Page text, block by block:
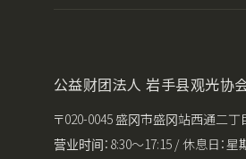
公益财团法人 岩手县观光协
〒020-0045 盛冈市盛冈站西通二丁
营业时间：8:30〜17:15 / 休息日：星